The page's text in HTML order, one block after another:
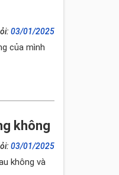
03/01/2025
của mình
không
03/01/2025
không và